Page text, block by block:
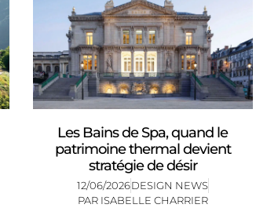
Les Bains de Spa, quand le
patrimoine thermal devient
stratégie de désir
12/06/2026DESIGN NEWS
PAR ISABELLE CHARRIER